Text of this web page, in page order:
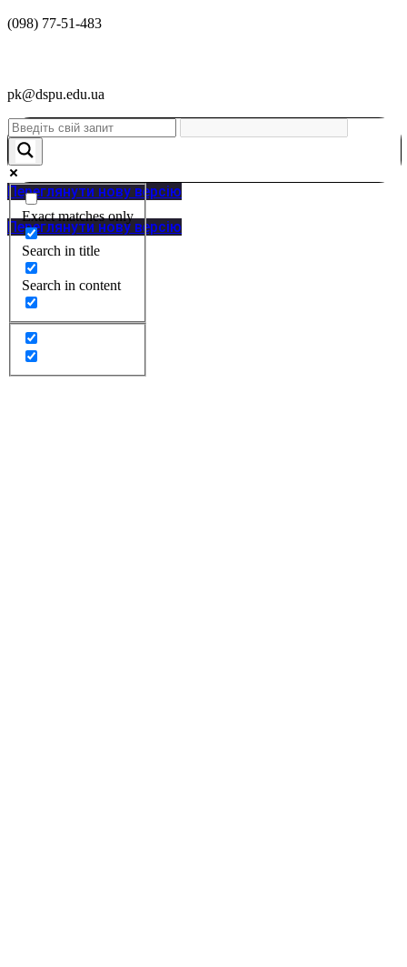
(098) 77-51-483
pk@dspu.edu.ua
Exact matches only
Search in title
Search in content
Переглянути нову версію
Переглянути нову версію